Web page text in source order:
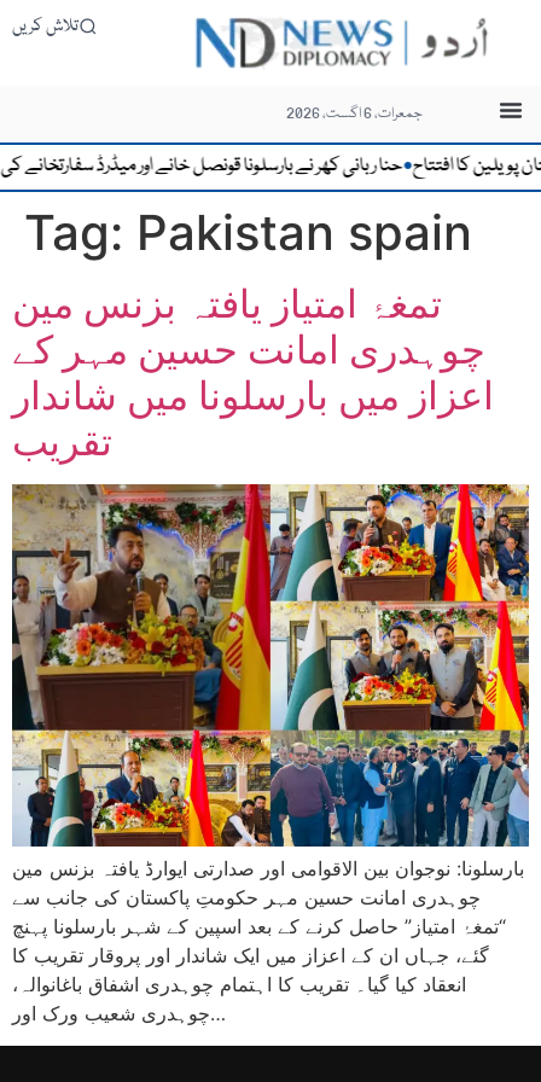
تلاش کریں
جمعرات، 6 اگست، 2026
حنا ربانی کھر نے بارسلونا قونصل خانے اور میڈرڈ سفارتخانے کی●کا افتتاح
Tag: Pakistan spain
تمغۂ امتیاز یافتہ بزنس مین
چوہدری امانت حسین مہر کے
اعزاز میں بارسلونا میں شاندار
تقریب
بارسلونا: نوجوان بین الاقوامی اور صدارتی ایوارڈ یافتہ بزنس مین
چوہدری امانت حسین مہر حکومتِ پاکستان کی جانب سے
“تمغۂ امتیاز” حاصل کرنے کے بعد اسپین کے شہر بارسلونا پہنچ
گئے، جہاں ان کے اعزاز میں ایک شاندار اور پروقار تقریب کا
انعقاد کیا گیا۔ تقریب کا اہتمام چوہدری اشفاق باغانوالہ،
چوہدری شعیب ورک اور…